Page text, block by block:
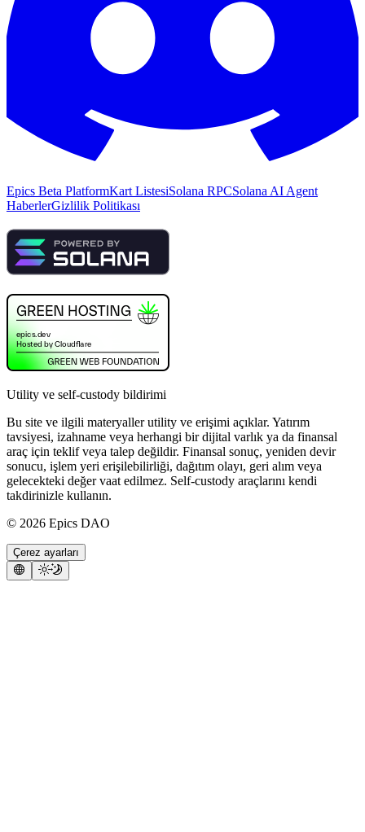
Epics Beta PlatformKart ListesiSolana RPCSolana AI Agent
HaberlerGizlilik Politikası
Utility ve self-custody bildirimi
Bu site ve ilgili materyaller utility ve erişimi açıklar. Yatırım
tavsiyesi, izahname veya herhangi bir dijital varlık ya da finansal
araç için teklif veya talep değildir. Finansal sonuç, yeniden devir
sonucu, işlem yeri erişilebilirliği, dağıtım olayı, geri alım veya
gelecekteki değer vaat edilmez. Self-custody araçlarını kendi
takdirinizle kullanın.
© 2026 Epics DAO
Çerez ayarları